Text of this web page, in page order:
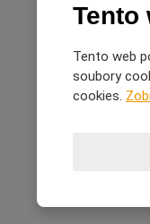
Tento
Tento web
soubory
cookies.